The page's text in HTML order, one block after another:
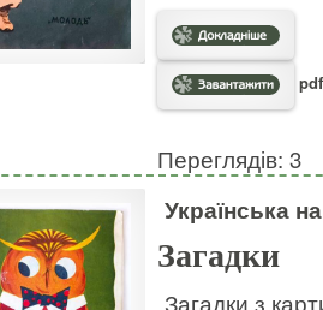
Переглядів: 3
Українська
Загадки
Загадки з